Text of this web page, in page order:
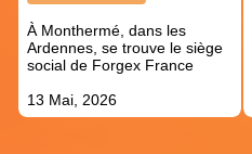
l’article
À Monthermé, dans les
Ardennes, se trouve le siège
social de Forgex France
13 Mai, 2026